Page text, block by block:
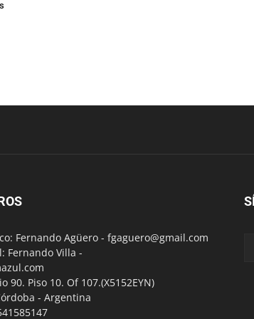
Fernando Agüero - fgaguero@gmail.com
Fernando Villa -
90. Piso 10. Of 107.(X5152EYN)
- Argentina